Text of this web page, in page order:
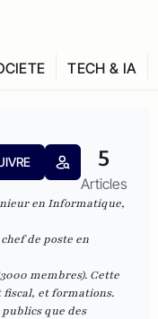
TECH & IA
5
Articles
en Informatique,
de poste en
membres). Cette
et formations.
que des